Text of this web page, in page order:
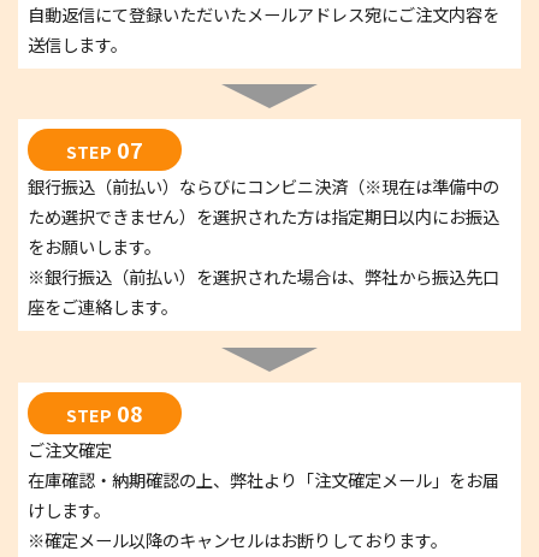
自動返信にて登録いただいたメールアドレス宛にご注文内容を
送信します。
STEP 07
銀行振込（前払い）ならびにコンビニ決済（※現在は準備中の
ため選択できません）を選択された方は指定期日以内にお振込
をお願いします。
※銀行振込（前払い）を選択された場合は、弊社から振込先口
座をご連絡します。
STEP 08
ご注文確定
在庫確認・納期確認の上、弊社より「注文確定メール」をお届
けします。
※確定メール以降のキャンセルはお断りしております。